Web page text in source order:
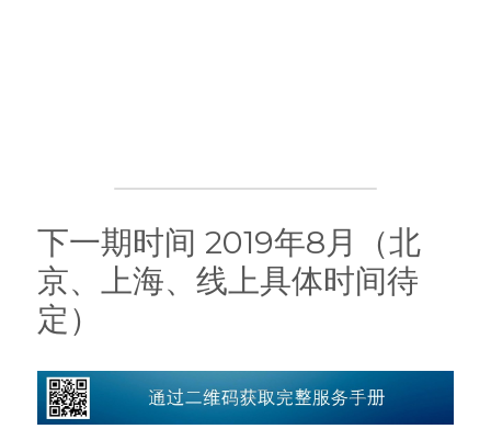
下一期时间 2019年8月（北
京、上海、线上具体时间待
定）